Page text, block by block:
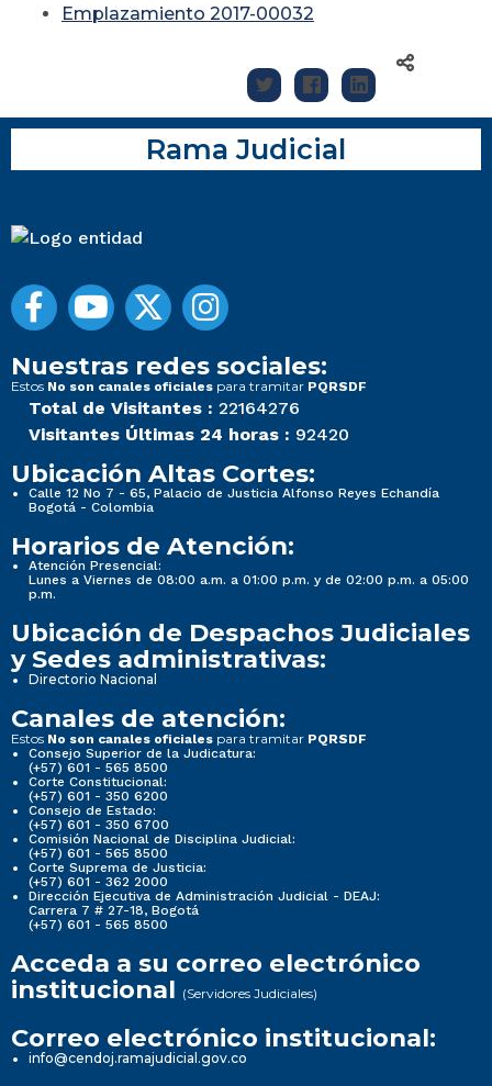
Emplazamiento 2017-00032
Rama Judicial
Nuestras redes sociales:
Estos No son canales oficiales para tramitar PQRSDF
Total de Visitantes : 22164276
Visitantes Últimas 24 horas : 92420
Ubicación Altas Cortes:
Calle 12 No 7 - 65, Palacio de Justicia Alfonso Reyes Echandía
Bogotá - Colombia
Horarios de Atención:
Atención Presencial:
Lunes a Viernes de 08:00 a.m. a 01:00 p.m. y de 02:00 p.m. a 05:00
p.m.
Ubicación de Despachos Judiciales
y Sedes administrativas:
Directorio Nacional
Canales de atención:
Estos No son canales oficiales para tramitar PQRSDF
Consejo Superior de la Judicatura:
(+57) 601 - 565 8500
Corte Constitucional:
(+57) 601 - 350 6200
Consejo de Estado:
(+57) 601 - 350 6700
Comisión Nacional de Disciplina Judicial:
(+57) 601 - 565 8500
Corte Suprema de Justicia:
(+57) 601 - 362 2000
Dirección Ejecutiva de Administración Judicial - DEAJ:
Carrera 7 # 27-18, Bogotá
(+57) 601 - 565 8500
Acceda a su correo electrónico
institucional (Servidores Judiciales)
Correo electrónico institucional:
info@cendoj.ramajudicial.gov.co